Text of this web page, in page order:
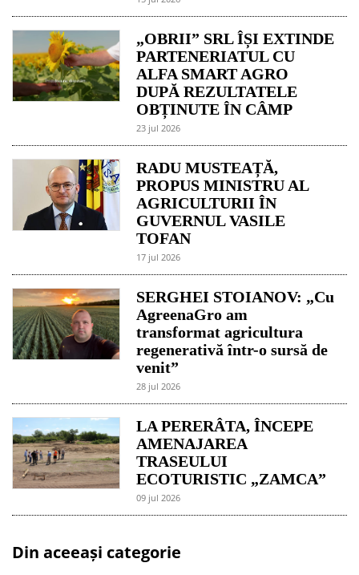
„OBRII” SRL ÎȘI EXTINDE
PARTENERIATUL CU
ALFA SMART AGRO
DUPĂ REZULTATELE
OBȚINUTE ÎN CÂMP
23 jul 2026
RADU MUSTEAȚĂ,
PROPUS MINISTRU AL
AGRICULTURII ÎN
GUVERNUL VASILE
TOFAN
17 jul 2026
SERGHEI STOIANOV: „Cu
AgreenaGro am
transformat agricultura
regenerativă într-o sursă de
venit”
28 jul 2026
LA PERERÂTA, ÎNCEPE
AMENAJAREA
TRASEULUI
ECOTURISTIC „ZAMCA”
09 jul 2026
Din aceeași categorie